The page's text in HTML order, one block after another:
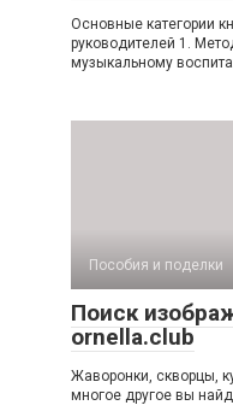
Основные категории
руководителей 1.
музыкальному
Пособия и поделки
Поиск
ornella.club
Жаворонки, скворцы,
многое другое вы